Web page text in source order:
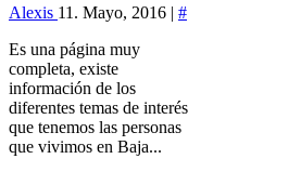
Alexis 11. Mayo, 2016 | #
Es una página muy
completa, existe
información de los
diferentes temas de interés
que tenemos las personas
que vivimos en Baja...